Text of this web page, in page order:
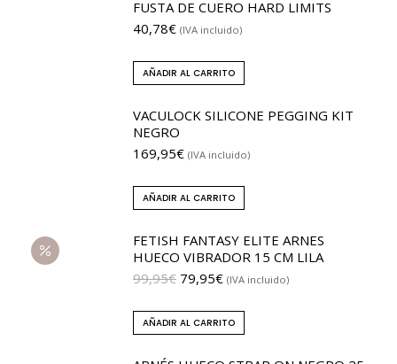
FUSTA DE CUERO HARD LIMITS
40,78€ (IVA incluido)
AÑADIR AL CARRITO
VACULOCK SILICONE PEGGING KIT
NEGRO
169,95€ (IVA incluido)
AÑADIR AL CARRITO
FETISH FANTASY ELITE ARNES
HUECO VIBRADOR 15 CM LILA
99,95€ 79,95€ (IVA incluido)
AÑADIR AL CARRITO